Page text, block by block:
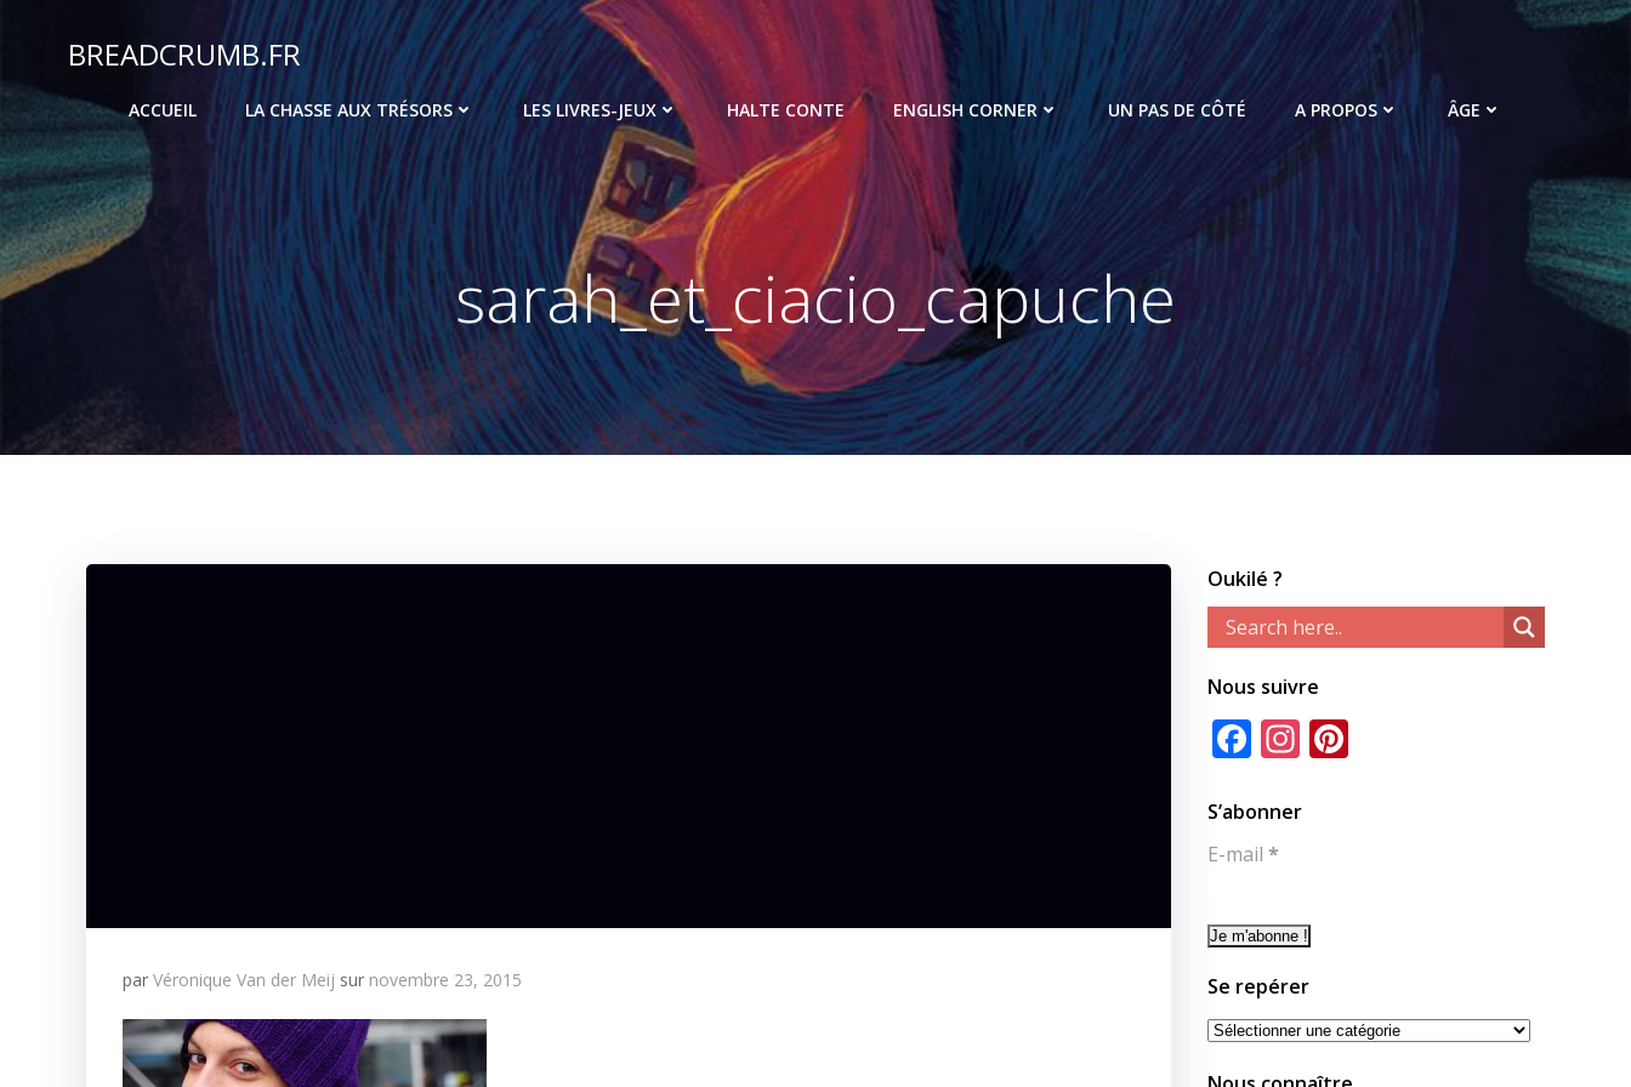
contenuBREADCRUMB.FR
ACCUEIL LA CHASSE AUX TRÉSORS LES LIVRES-JEUX HALTE CONTE ENGLISH CORNER UN PAS DE CÔTÉ A PROPOS ÂGE
sarah_et_ciacio_capuche
par Véronique Van der Meij sur novembre 23, 2015
Oukilé ?
Nous suivre
Facebook
Instagram
S’abonner
E-mail *
Se repérer
Se